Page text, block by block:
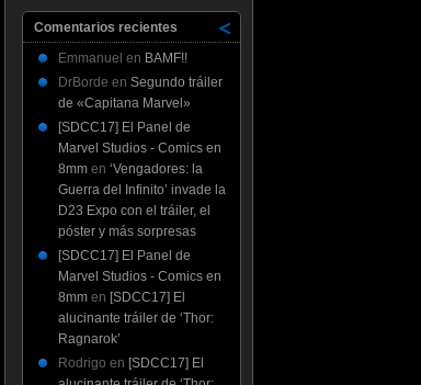
Comentarios recientes
Emmanuel en BAMF!!
DrBorde en Segundo tráiler
de «Capitana Marvel»
[SDCC17] El Panel de
Marvel Studios - Comics en
8mmen ‘Vengadores: la
Guerra del Infinito’ invade la
D23 Expo con el tráiler, el
póster y más sorpresas
[SDCC17] El Panel de
Marvel Studios - Comics en
8mmen [SDCC17] El
alucinante tráiler de ‘Thor:
Ragnarok’
Rodrigo en [SDCC17] El